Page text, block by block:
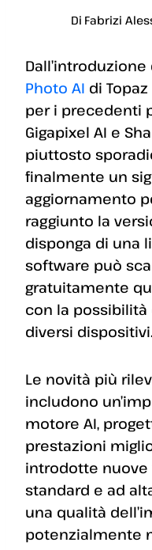
Di Fabrizi
Photo AI di
per i precedenti
Gigapixel AI e
piuttosto
finalmente un
aggiornamento
raggiunto la
disponga di una
software può
gratuitamente
con la
diversi dispositivi.
Le novità più
includono
motore AI,
prestazioni
introdotte
standard e ad
una qualità
potenzialmente